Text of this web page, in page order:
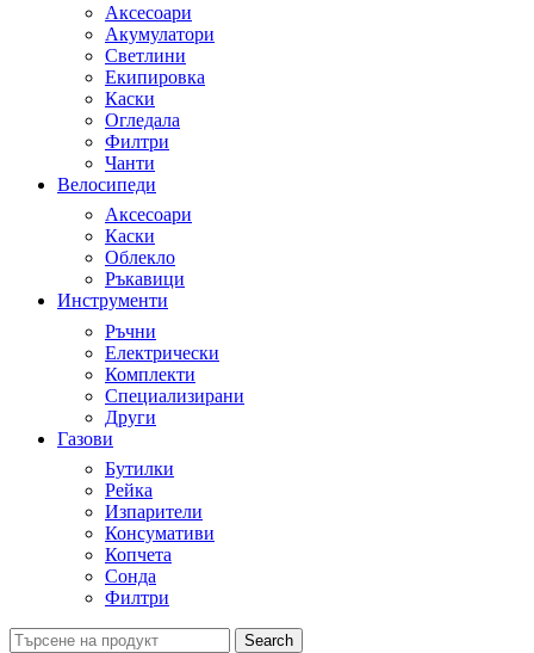
Аксесоари
Акумулатори
Светлини
Екипировка
Каски
Огледала
Филтри
Чанти
Велосипеди
Аксесоари
Каски
Облекло
Ръкавици
Инструменти
Ръчни
Електрически
Комплекти
Специализирани
Други
Газови
Бутилки
Рейка
Изпарители
Консумативи
Копчета
Сонда
Филтри
Search